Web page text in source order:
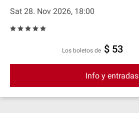
Sat 28. Nov 2026, 18:00
Los boletos de $ 53
Info y entradas